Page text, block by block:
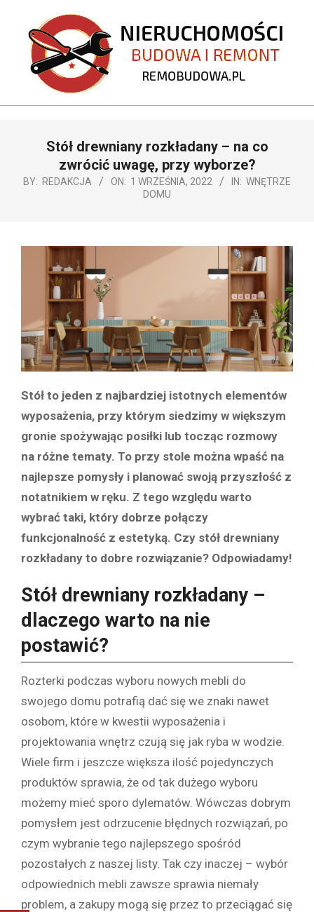
content
REMOBUDOWA.PL
NavigationStół drewniany rozkładany – na co
zwrócić uwagę, przy wyborze?
BY: REDAKCJA ON: 1 WRZEŚNIA, 2022 IN: WNĘTRZE
DOMU
Stół to jeden z najbardziej istotnych elementów
wyposażenia, przy którym siedzimy w większym
gronie spożywając posiłki lub tocząc rozmowy
na różne tematy. To przy stole można wpaść na
najlepsze pomysły i planować swoją przyszłość z
notatnikiem w ręku. Z tego względu warto
wybrać taki, który dobrze połączy
funkcjonalność z estetyką. Czy stół drewniany
rozkładany to dobre rozwiązanie? Odpowiadamy!
Stół drewniany rozkładany –
dlaczego warto na nie
postawić?
Rozterki podczas wyboru nowych mebli do
swojego domu potrafią dać się we znaki nawet
osobom, które w kwestii wyposażenia i
projektowania wnętrz czują się jak ryba w wodzie.
Wiele firm i jeszcze większa ilość pojedynczych
produktów sprawia, że od tak dużego wyboru
możemy mieć sporo dylematów. Wówczas dobrym
pomysłem jest odrzucenie błędnych rozwiązań, po
czym wybranie tego najlepszego spośród
pozostałych z naszej listy. Tak czy inaczej – wybór
odpowiednich mebli zawsze sprawia niemały
problem, a zakupy mogą się przez to przeciągać się